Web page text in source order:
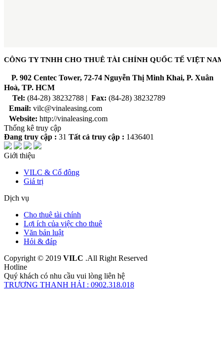
CÔNG TY TNHH CHO THUÊ TÀI CHÍNH QUỐC TẾ VIỆT
P. 902 Centec Tower, 72-74 Nguyễn Thị Minh Khai, P. Xuân
Hoà, TP. HCM
Tel: (84-28) 38232788 | Fax: (84-28) 38232789
Email: vilc@vinaleasing.com
Website: http://vinaleasing.com
Thống kê truy cập
Đang truy cập : 31 Tất cả truy cập : 1436401
Giới thiệu
VILC & Cổ đông
Giá trị
Dịch vụ
Cho thuê tài chính
Lợi ích của việc cho thuê
Văn bản luật
Hỏi & đáp
Copyright © 2019 VILC .All Right Reserved
Hotline
Quý khách có nhu cầu vui lòng liên hệ
TRƯƠNG THANH HẢI : 0902.318.018